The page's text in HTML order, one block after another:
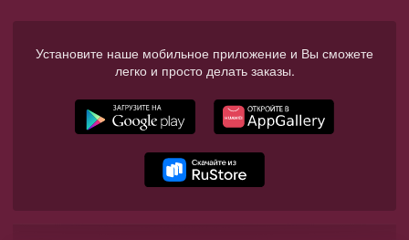
Установите наше мобильное приложение и Вы сможете
легко и просто делать заказы.